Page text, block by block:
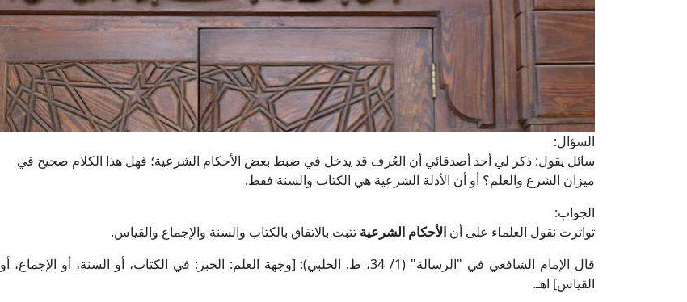
السؤال:
سائل يقول: ذكر لي أحد أصدقائي أن العُرف قد يدخل في ضبط بعض الأحكام الشرعية؛ فهل هذا الكلام صحيح في
ميزان الشرع والعلم؟ أو أن الأدلة الشرعية هي الكتاب والسنة فقط.
الجواب:
تواترت نقول العلماء على أن الأحكام الشرعية تثبت بالاتفاق بالكتاب والسنة والإجماع والقياس.
قال الإمام الشافعي في "الرسالة" (1/ 34، ط. الحلبي): [وجهة العلم: الخبر: في الكتاب، أو السنة، أو الإجماع، أو
القياس] اهـ.